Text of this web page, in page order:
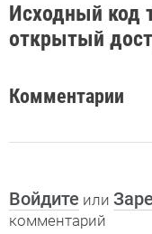
Исходный код
открытый
Комментарии
Войдите или
комментарий